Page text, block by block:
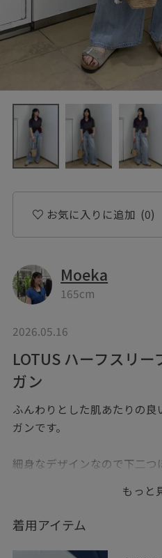
お気に入りに追加 (0)
Moeka
165cm
2026.05.16
LOTUS ハーフスリー
ガン
ふんわりとした肌あたりの良
ガンです。
細身なデザインなので下二つ
伸縮性がよく、軽く柔らかな
汗染みも気にならないので夏
す。
もっと
着用アイテム